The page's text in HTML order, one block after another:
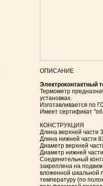
ОПИСАHИЕ
Электроконтактный
Термометр
установках.
Изготавливается по
Имеет сертификат
КОНСТРУКЦИЯ
Длина верхней части
Длина нижней части
Диаметр верхней
Диаметр нижней
Соединительный
закреплена на
вложенной шкальной
температуру (по